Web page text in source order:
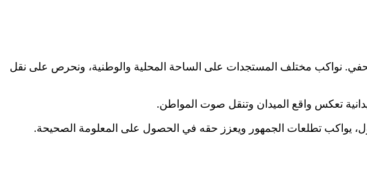
نواكب مختلف المستجدات على الساحة المحلية والوطنية، ونحرص على نقل
تعكس واقع الميدان وتنقل صوت المواطن.
يواكب تطلعات الجمهور ويعزز حقه في الحصول على المعلومة الصحيحة.